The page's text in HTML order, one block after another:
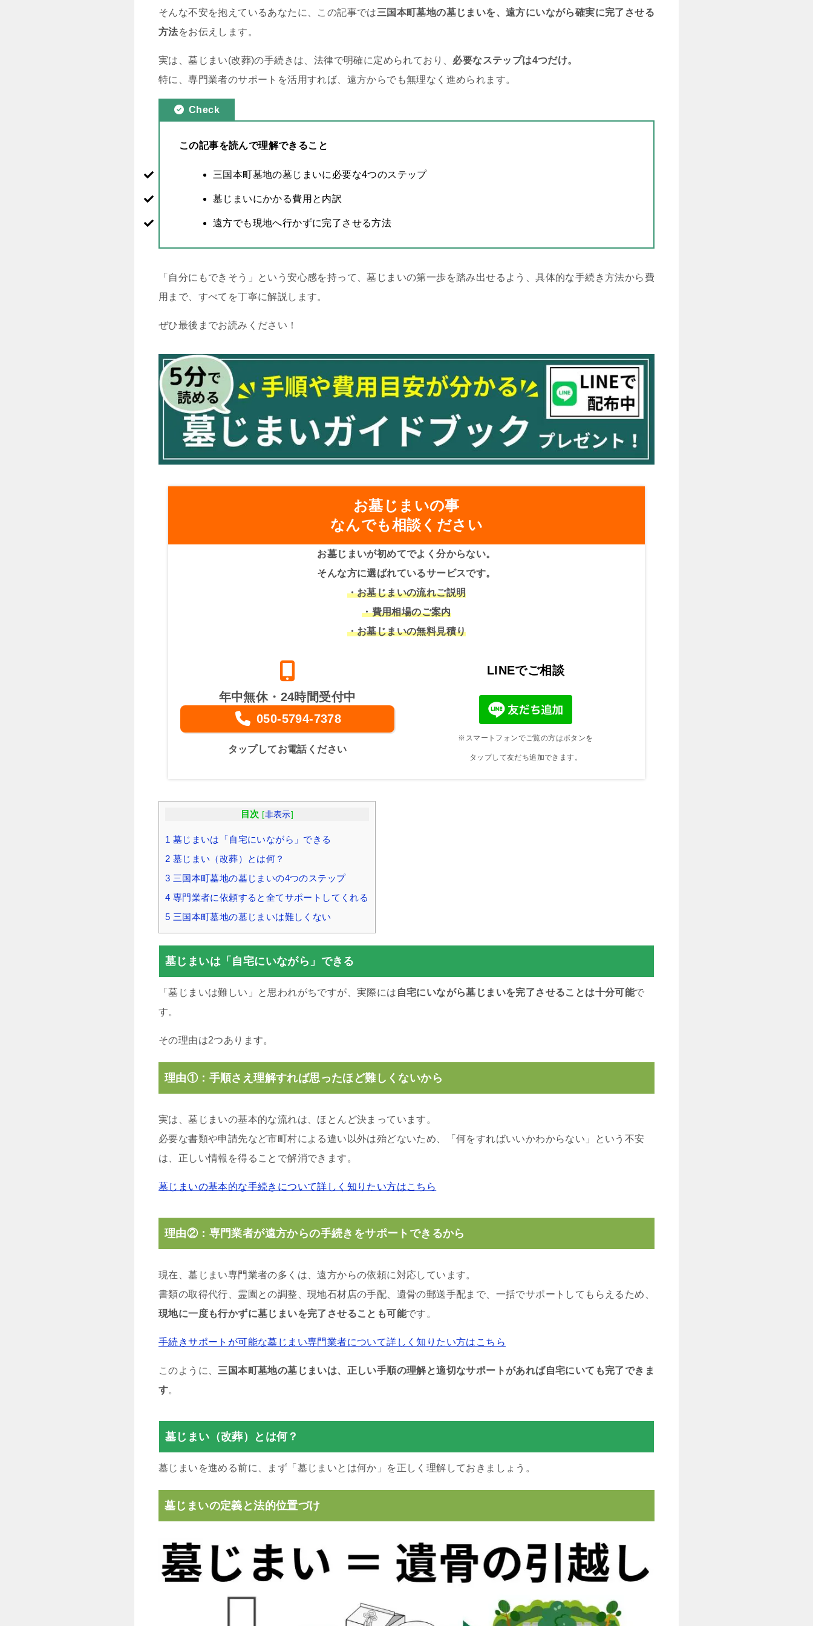
そんな不安を抱えているあなたに、この記事では三国本町墓地の墓じまいを、遠方にいながら確実に完了させる
方法をお伝えします。
実は、墓じまい(改葬)の手続きは、法律で明確に定められており、 必要なステップは4つだけ。
特に、専門業者のサポートを活用すれば、遠方からでも無理なく進められます。
Check
この記事を読んで理解できること
三国本町墓地の墓じまいに必要な4つのステップ
墓じまいにかかる費用と内訳
遠方でも現地へ行かずに完了させる方法
「自分にもできそう」という安心感を持って、墓じまいの第一歩を踏み出せるよう、具体的な手続き方法から費
用まで、すべてを丁寧に解説します。
ぜひ最後までお読みください！
お墓じまいの事
なんでも相談ください
お墓じまいが初めてでよく分からない。
そんな方に選ばれているサービスです。
・お墓じまいの流れご説明
・費用相場のご案内
・お墓じまいの無料見積り
年中無休・24時間受付中
050-5794-7378
タップしてお電話ください
LINEでご相談
※スマートフォンでご覧の方はボタンを
タップして友だち追加できます。
目次 [非表示]
1 墓じまいは「自宅にいながら」できる
2 墓じまい（改葬）とは何？
3 三国本町墓地の墓じまいの4つのステップ
4 専門業者に依頼すると全てサポートしてくれる
5 三国本町墓地の墓じまいは難しくない
墓じまいは「自宅にいながら」できる
「墓じまいは難しい」と思われがちですが、実際には 自宅にいながら墓じまいを完了させることは十分可能で
す。
その理由は2つあります。
理由①：手順さえ理解すれば思ったほど難しくないから
実は、墓じまいの基本的な流れは、ほとんど決まっています。
必要な書類や申請先など市町村による違い以外は殆どないため、「何をすればいいかわからない」という不安
は、正しい情報を得ることで解消できます。
墓じまいの基本的な手続きについて詳しく知りたい方はこちら
理由②：専門業者が遠方からの手続きをサポートできるから
現在、墓じまい専門業者の多くは、遠方からの依頼に対応しています。
書類の取得代行、霊園との調整、現地石材店の手配、遺骨の郵送手配まで、一括でサポートしてもらえるため、
現地に一度も行かずに墓じまいを完了させることも可能です。
手続きサポートが可能な墓じまい専門業者について詳しく知りたい方はこちら
このように、 三国本町墓地の墓じまいは、正しい手順の理解と適切なサポートがあれば自宅にいても完了できま
す。
墓じまい（改葬）とは何？
墓じまいを進める前に、まず「墓じまいとは何か」を正しく理解しておきましょう。
墓じまいの定義と法的位置づけ